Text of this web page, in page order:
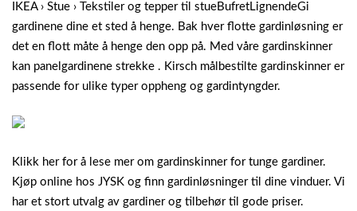
IKEA › Stue › Tekstiler og tepper til stueBufretLignendeGi
gardinene dine et sted å henge. Bak hver flotte gardinløsning er
det en flott måte å henge den opp på. Med våre gardinskinner
kan panelgardinene strekke . Kirsch målbestilte gardinskinner er
passende for ulike typer oppheng og gardintyngder.
Klikk her for å lese mer om gardinskinner for tunge gardiner.
Kjøp online hos JYSK og finn gardinløsninger til dine vinduer. Vi
har et stort utvalg av gardiner og tilbehør til gode priser.